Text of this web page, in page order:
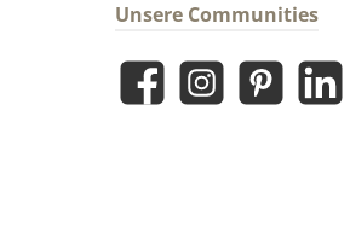
Unsere Communities
FacebookInstagramPinterestLinkedIn